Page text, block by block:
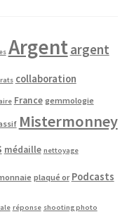
Argentargent
collaboration
France gemmologie
Mistermonney
médaille nettoyage
plaqué or Podcasts
réponse shooting photo